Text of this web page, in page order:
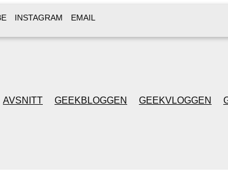
INSTAGRAM EMAIL
AVSNITT GEEKBLOGGEN GEEKVLOGGEN